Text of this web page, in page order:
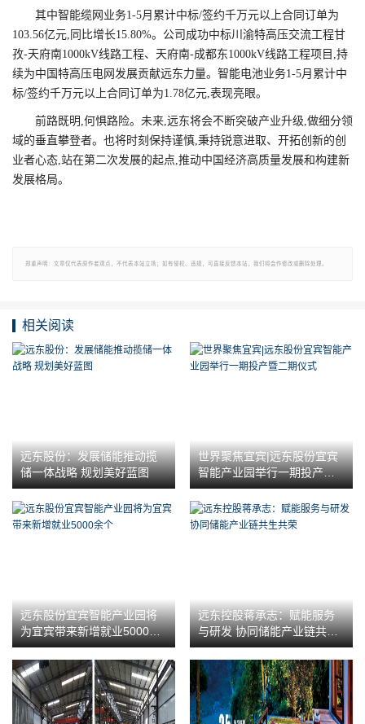
其中智能缆网业务1-5月累计中标/签约千万元以上合同订单为
103.56亿元,同比增长15.80%。公司成功中标川渝特高压交流工程甘
孜-天府南1000kV线路工程、天府南-成都东1000kV线路工程项目,持
续为中国特高压电网发展贡献远东力量。智能电池业务1-5月累计中
标/签约千万元以上合同订单为1.78亿元,表现亮眼。
前路既明,何惧路险。未来,远东将会不断突破产业升级,做细分领
域的垂直攀登者。也将时刻保持谨慎,秉持锐意进取、开拓创新的创
业者心态,站在第二次发展的起点,推动中国经济高质量发展和构建新
发展格局。
郑重声明：文章仅代表原作者观点，不代表本站立场；如有侵权、违规，可直接反馈本站，我们将会作修改或删除处理。
相关阅读
远东股份：发展储能推动揽
储一体战略 规划美好蓝图
世界聚焦宜宾|远东股份宜宾
智能产业园举行一期投产暨
二期仪式
远东股份宜宾智能产业园将
为宜宾带来新增就业5000余
个
远东控股蒋承志：赋能服务
与研发 协同储能产业链共生
共荣